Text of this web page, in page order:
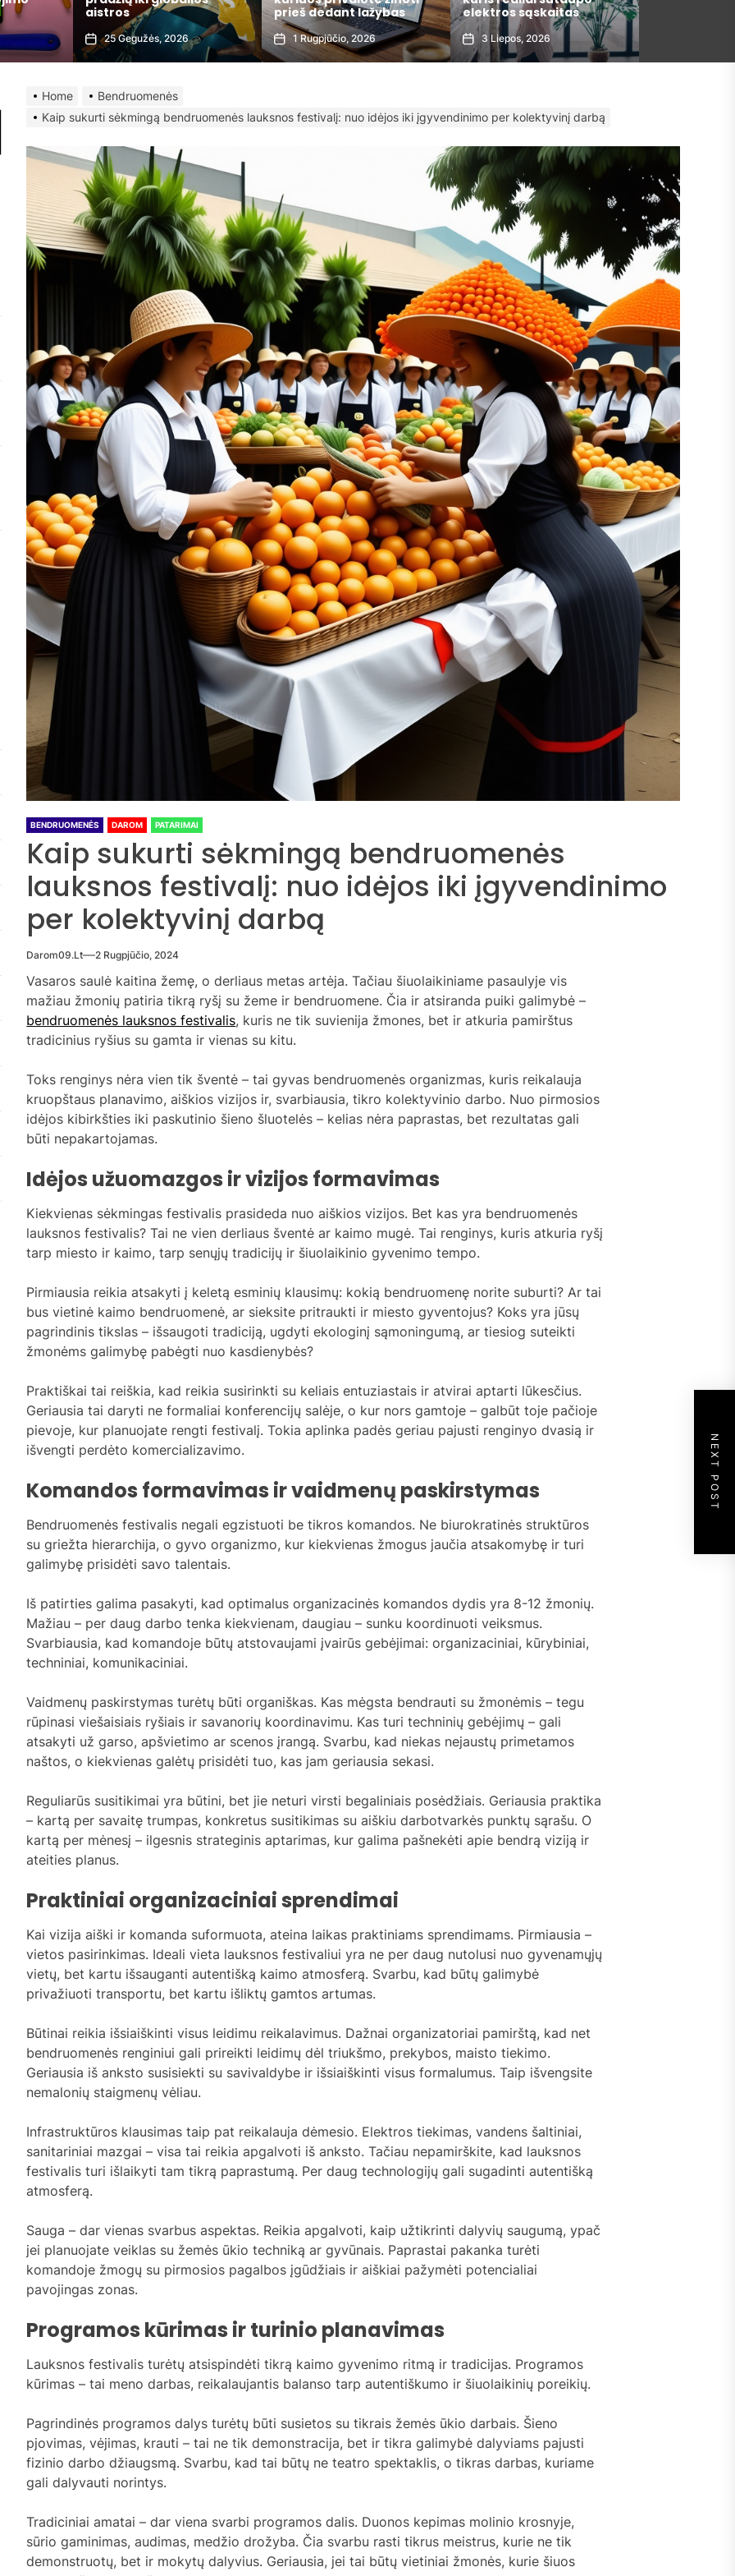
prieš dedant lažybas
1 Rugpjūčio, 2026
elektros sąskaitas
3 Liepos, 2026
metais
30 Gegužės, 2026
Home
Bendruomenės
Kaip sukurti sėkmingą bendruomenės lauksnos festivalį: nuo idėjos iki įgyvendinimo per kolektyvinį darbą
BENDRUOMENĖS DAROM PATARIMAI
Kaip sukurti sėkmingą bendruomenės
lauksnos festivalį: nuo idėjos iki įgyvendinimo
per kolektyvinį darbą
Darom09.lt 2 Rugpjūčio, 2024
Vasaros saulė kaitina žemę, o derliaus metas artėja. Tačiau šiuolaikiniame pasaulyje vis
mažiau žmonių patiria tikrą ryšį su žeme ir bendruomene. Čia ir atsiranda puiki galimybė –
bendruomenės lauksnos festivalis, kuris ne tik suvienija žmones, bet ir atkuria pamirštus
tradicinius ryšius su gamta ir vienas su kitu.
Toks renginys nėra vien tik šventė – tai gyvas bendruomenės organizmas, kuris reikalauja
kruopštaus planavimo, aiškios vizijos ir, svarbiausia, tikro kolektyvinio darbo. Nuo pirmosios
idėjos kibirkšties iki paskutinio šieno šluotelės – kelias nėra paprastas, bet rezultatas gali
būti nepakartojamas.
Idėjos užuomazgos ir vizijos formavimas
Kiekvienas sėkmingas festivalis prasideda nuo aiškios vizijos. Bet kas yra bendruomenės
lauksnos festivalis? Tai ne vien derliaus šventė ar kaimo mugė. Tai renginys, kuris atkuria ryšį
tarp miesto ir kaimo, tarp senųjų tradicijų ir šiuolaikinio gyvenimo tempo.
Pirmiausia reikia atsakyti į keletą esminių klausimų: kokią bendruomenę norite suburti? Ar tai
bus vietinė kaimo bendruomenė, ar sieksite pritraukti ir miesto gyventojus? Koks yra jūsų
pagrindinis tikslas – išsaugoti tradiciją, ugdyti ekologinį sąmoningumą, ar tiesiog suteikti
žmonėms galimybę pabėgti nuo kasdienybės?
Praktiškai tai reiškia, kad reikia susirinkti su keliais entuziastais ir atvirai aptarti lūkesčius.
Geriausia tai daryti ne formaliai konferencijų salėje, o kur nors gamtoje – galbūt toje pačioje
pievoje, kur planuojate rengti festivalį. Tokia aplinka padės geriau pajusti renginyo dvasią ir
išvengti perdėto komercializavimo.
Komandos formavimas ir vaidmenų paskirstymas
Bendruomenės festivalis negali egzistuoti be tikros komandos. Ne biurokratinės struktūros
su griežta hierarchija, o gyvo organizmo, kur kiekvienas žmogus jaučia atsakomybę ir turi
galimybę prisidėti savo talentais.
Iš patirties galima pasakyti, kad optimalus organizacinės komandos dydis yra 8-12 žmonių.
Mažiau – per daug darbo tenka kiekvienam, daugiau – sunku koordinuoti veiksmus.
Svarbiausia, kad komandoje būtų atstovaujami įvairūs gebėjimai: organizaciniai, kūrybiniai,
techniniai, komunikaciniai.
Vaidmenų paskirstymas turėtų būti organiškas. Kas mėgsta bendrauti su žmonėmis – tegu
rūpinasi viešaisiais ryšiais ir savanorių koordinavimu. Kas turi techninių gebėjimų – gali
atsakyti už garso, apšvietimo ar scenos įrangą. Svarbu, kad niekas nejaustų primetamos
naštos, o kiekvienas galėtų prisidėti tuo, kas jam geriausia sekasi.
Reguliarūs susitikimai yra būtini, bet jie neturi virsti begaliniais posėdžiais. Geriausia praktika
– kartą per savaitę trumpas, konkretus susitikimas su aiškiu darbotvarkės punktų sąrašu. O
kartą per mėnesį – ilgesnis strateginis aptarimas, kur galima pašnekėti apie bendrą viziją ir
ateities planus.
Praktiniai organizaciniai sprendimai
Kai vizija aiški ir komanda suformuota, ateina laikas praktiniams sprendimams. Pirmiausia –
vietos pasirinkimas. Ideali vieta lauksnos festivaliui yra ne per daug nutolusi nuo gyvenamųjų
vietų, bet kartu išsauganti autentišką kaimo atmosferą. Svarbu, kad būtų galimybė
privažiuoti transportu, bet kartu išliktų gamtos artumas.
Būtinai reikia išsiaiškinti visus leidimu reikalavimus. Dažnai organizatoriai pamirštą, kad net
bendruomenės renginiui gali prireikti leidimų dėl triukšmo, prekybos, maisto tiekimo.
Geriausia iš anksto susisiekti su savivaldybe ir išsiaiškinti visus formalumus. Taip išvengsite
nemalonių staigmenų vėliau.
Infrastruktūros klausimas taip pat reikalauja dėmesio. Elektros tiekimas, vandens šaltiniai,
sanitariniai mazgai – visa tai reikia apgalvoti iš anksto. Tačiau nepamirškite, kad lauksnos
festivalis turi išlaikyti tam tikrą paprastumą. Per daug technologijų gali sugadinti autentišką
atmosferą.
Sauga – dar vienas svarbus aspektas. Reikia apgalvoti, kaip užtikrinti dalyvių saugumą, ypač
jei planuojate veiklas su žemės ūkio techniką ar gyvūnais. Paprastai pakanka turėti
komandoje žmogų su pirmosios pagalbos įgūdžiais ir aiškiai pažymėti potencialiai
pavojingas zonas.
Programos kūrimas ir turinio planavimas
Lauksnos festivalis turėtų atsispindėti tikrą kaimo gyvenimo ritmą ir tradicijas. Programos
kūrimas – tai meno darbas, reikalaujantis balanso tarp autentiškumo ir šiuolaikinių poreikių.
Pagrindinės programos dalys turėtų būti susietos su tikrais žemės ūkio darbais. Šieno
pjovimas, vėjimas, krauti – tai ne tik demonstracija, bet ir tikra galimybė dalyviams pajusti
fizinio darbo džiaugsmą. Svarbu, kad tai būtų ne teatro spektaklis, o tikras darbas, kuriame
gali dalyvauti norintys.
Tradiciniai amatai – dar viena svarbi programos dalis. Duonos kepimas molinio krosnyje,
sūrio gaminimas, audimas, medžio drožyba. Čia svarbu rasti tikrus meistrus, kurie ne tik
demonstruotų, bet ir mokytų dalyvius. Geriausia, jei tai būtų vietiniai žmonės, kurie šiuos
NEXT POST